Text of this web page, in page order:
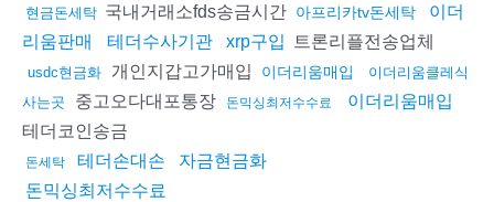
현금돈세탁 국내거래소fds송금시간 아프리카tv돈세탁
이더
리움판매
테더수사기관 xrp구입 트론리플전송업체
usdc현금화 개인지갑고가매입 이더리움매입
이더리움클레식
사는곳
중고오다대포통장 돈믹싱최저수수료 이더리움매입
테더코인송금
돈세탁 테더손대손
자금현금화
돈믹싱최저수수료